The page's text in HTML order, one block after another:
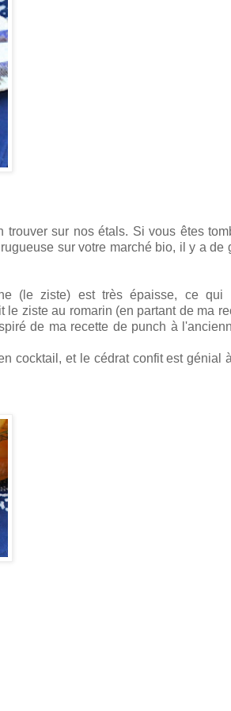
trouver sur nos étals. Si vous êtes
sur votre marché bio, il y a de
(le ziste) est très épaisse, ce qui
ziste au romarin (en partant de ma
de ma recette de punch à
cocktail, et le cédrat confit est génial